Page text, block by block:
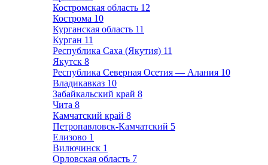
Костромская область 12
Кострома 10
Курганская область 11
Курган 11
Республика Саха (Якутия) 11
Якутск 8
Республика Северная Осетия — Алания 10
Владикавказ 10
Забайкальский край 8
Чита 8
Камчатский край 8
Петропавловск-Камчатский 5
Елизово 1
Вилючинск 1
Орловская область 7